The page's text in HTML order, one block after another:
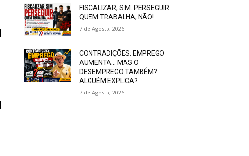
FISCALIZAR, SIM. PERSEGUIR
QUEM TRABALHA, NÃO!
7 de Agosto, 2026
CONTRADIÇÕES: EMPREGO
AUMENTA… MAS O
DESEMPREGO TAMBÉM?
ALGUÉM EXPLICA?
7 de Agosto, 2026